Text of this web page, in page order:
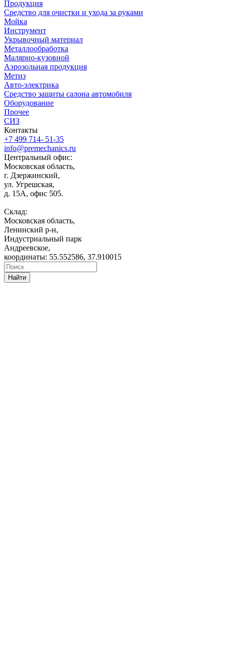
Продукция
Средство для очистки и ухода за руками
Мойка
Инструмент
Укрывочный материал
Металлообработка
Малярно-кузовной
Аэрозольная продукция
Метиз
Авто-электрика
Средство защиты салона автомобиля
Оборудование
Прочее
СИЗ
Контакты
+7 499 714- 51-35
info@premechanics.ru
Центральный офис:
Московская область,
г. Дзержинский,
ул. Угрешская,
д. 15А, офис 505.
Склад:
Московская область,
Ленинский р-н,
Индустриальный парк
Андреевское,
координаты: 55.552586, 37.910015
Найти